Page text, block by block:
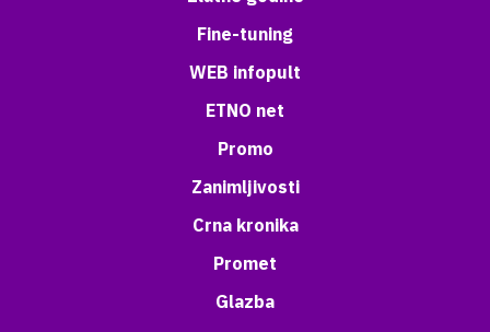
Fine-tuning
WEB infopult
ETNO net
Promo
Zanimljivosti
Crna kronika
Promet
Glazba